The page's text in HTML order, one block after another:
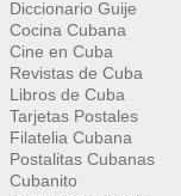
Diccionario Guije
Cocina Cubana
Cine en Cuba
Revistas de Cuba
Libros de Cuba
Tarjetas Postales
Filatelia Cubana
Postalitas Cubanas
Cubanito